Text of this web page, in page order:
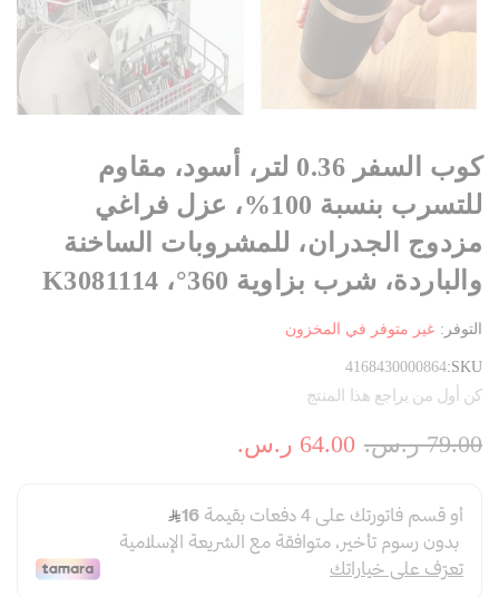
كوب السفر 0.36 لتر، أسود، مقاوم
للتسرب بنسبة 100%، عزل فراغي
مزدوج الجدران، للمشروبات الساخنة
والباردة، شرب بزاوية 360°، K3081114
التوفر: غير متوفر في المخزون
SKU
4168430000864
كن أول من يراجع هذا المنتج
64.00 ر.س.‏ 79.00 ر.س.‏